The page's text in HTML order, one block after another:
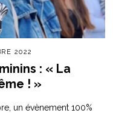
2022
: « La
! »
un évènement 100%